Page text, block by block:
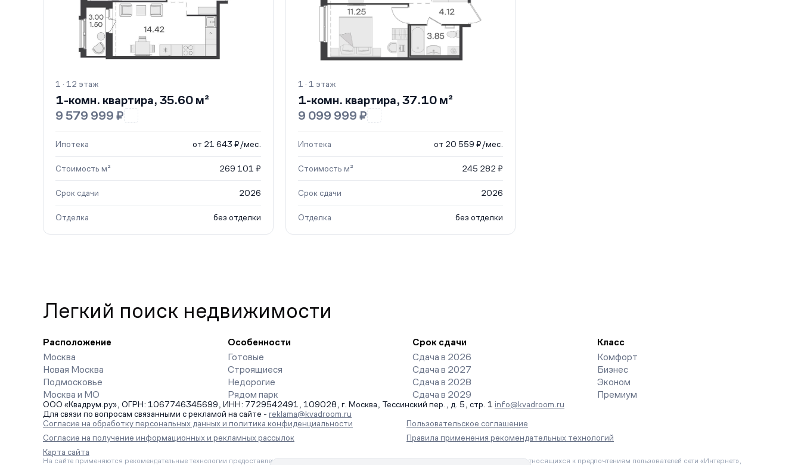
1 · 12 этаж
1-комн. квартира, 35.60 м²
9 579 999 ₽
Ипотека от 21 643 ₽/мес.
Стоимость м² 269 101 ₽
Срок сдачи 2026
Отделка без отделки
1 · 1 этаж
1-комн. квартира, 37.10 м²
9 099 999 ₽
Ипотека от 20 559 ₽/мес.
Стоимость м² 245 282 ₽
Срок сдачи 2026
Отделка без отделки
Легкий поиск недвижимости
Расположение
Москва
Новая Москва
Подмосковье
Москва и МО
Особенности
Готовые
Строящиеся
Недорогие
Рядом парк
Срок сдачи
Сдача в 2026
Сдача в 2027
Сдача в 2028
Сдача в 2029
Класс
Комфорт
Бизнес
Эконом
Премиум
ООО «Квадрум.ру», ОГРН: 1067746345699, ИНН: 7729542491, 109028, г. Москва, Тессинский пер., д. 5, стр. 1 info@kvadroom.ru
Для связи по вопросам связанными с рекламой на сайте - reklama@kvadroom.ru
Согласие на обработку персональных данных и политика конфиденциальности
Пользовательское соглашение
Согласие на получение информационных и рекламных рассылок
Правила применения рекомендательных технологий
Карта сайта
На сайте применяются рекомендательные технологии предоставления информации на основе сбора, систематизации и анализа сведений, относящихся к предпочтениям пользователей сети «Интернет»,